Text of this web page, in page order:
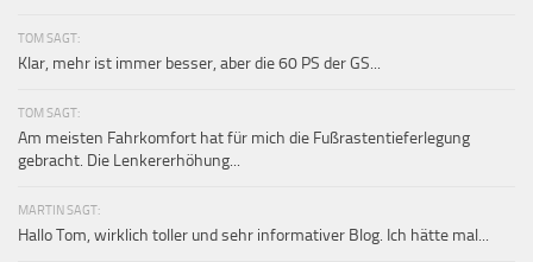
TOM SAGT:
Klar, mehr ist immer besser, aber die 60 PS der GS...
TOM SAGT:
Am meisten Fahrkomfort hat für mich die Fußrastentieferlegung
gebracht. Die Lenkererhöhung...
MARTIN SAGT:
Hallo Tom, wirklich toller und sehr informativer Blog. Ich hätte mal...